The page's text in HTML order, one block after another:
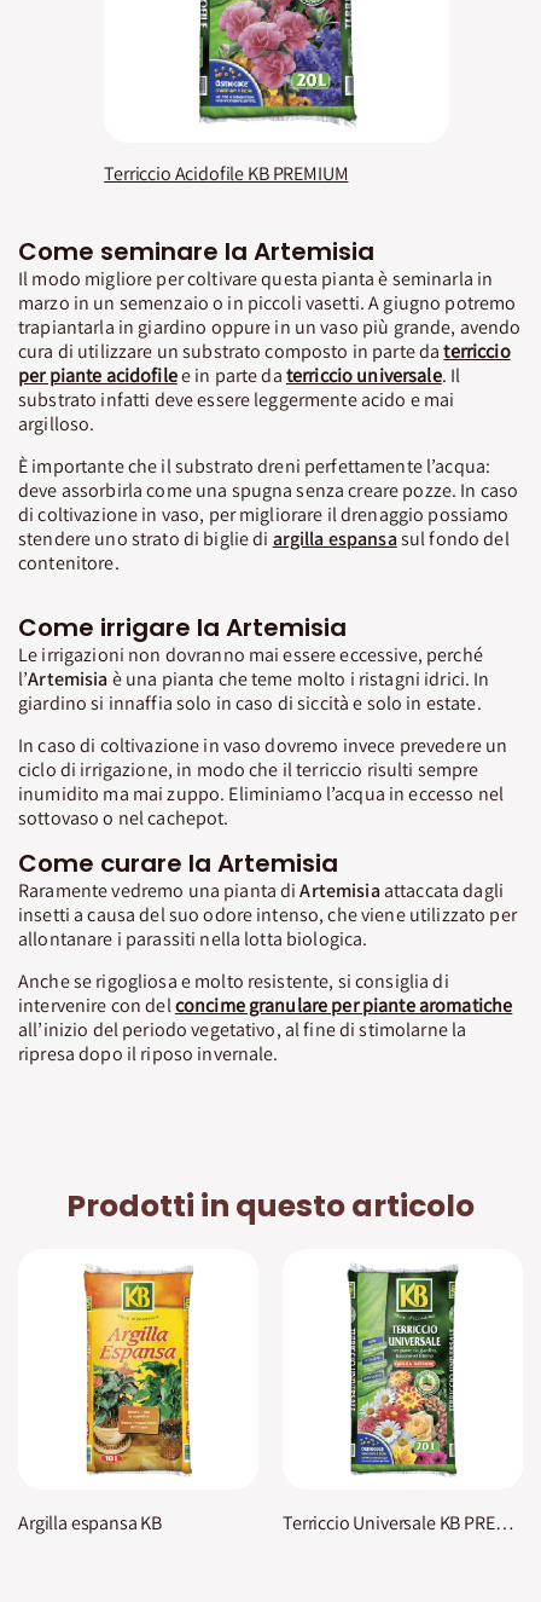
Terriccio Acidofile KB PREMIUM
Come seminare la Artemisia
Il modo migliore per coltivare questa pianta è seminarla in
marzo in un semenzaio o in piccoli vasetti. A giugno potremo
trapiantarla in giardino oppure in un vaso più grande, avendo
cura di utilizzare un substrato composto in parte daterriccio
per piante acidofilee in parte daterriccio universale. Il
substrato infatti deve essere leggermente acido e mai
argilloso.
È importante che il substrato dreni perfettamente l’acqua:
deve assorbirla come una spugna senza creare pozze. In caso
di coltivazione in vaso, per migliorare il drenaggio possiamo
stendere uno strato di biglie di argilla espansasul fondo del
contenitore.
Come irrigare la Artemisia
Le irrigazioni non dovranno mai essere eccessive, perché
l’Artemisia è una pianta che teme molto i ristagni idrici. In
giardino si innaffia solo in caso di siccità e solo in estate.
In caso di coltivazione in vaso dovremo invece prevedere un
ciclo di irrigazione, in modo che il terriccio risulti sempre
inumidito ma mai zuppo. Eliminiamo l’acqua in eccesso nel
sottovaso o nel cachepot.
Come curare la Artemisia
Raramente vedremo una pianta diArtemisia attaccata dagli
insetti a causa del suo odore intenso, che viene utilizzato per
allontanare i parassiti nella lotta biologica.
Anche se rigogliosa e molto resistente, si consiglia di
intervenire con delconcime granulare per piante aromatiche
all’inizio del periodo vegetativo, al fine di stimolarne la
ripresa dopo il riposo invernale.
Prodotti in questo articolo
Argilla espansa KB Terriccio Universale KB PREMIUM